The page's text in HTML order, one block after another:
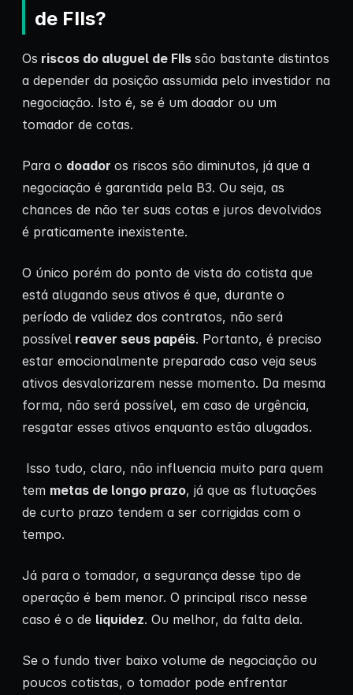
de FIIs?
Os riscos do aluguel de FIIs são bastante distintos
a depender da posição assumida pelo investidor na
negociação. Isto é, se é um doador ou um
tomador de cotas.
Para o doador os riscos são diminutos, já que a
negociação é garantida pela B3. Ou seja, as
chances de não ter suas cotas e juros devolvidos
é praticamente inexistente.
O único porém do ponto de vista do cotista que
está alugando seus ativos é que, durante o
período de validez dos contratos, não será
possível reaver seus papéis. Portanto, é preciso
estar emocionalmente preparado caso veja seus
ativos desvalorizarem nesse momento. Da mesma
forma, não será possível, em caso de urgência,
resgatar esses ativos enquanto estão alugados.
Isso tudo, claro, não influencia muito para quem
tem metas de longo prazo, já que as flutuações
de curto prazo tendem a ser corrigidas com o
tempo.
Já para o tomador, a segurança desse tipo de
operação é bem menor. O principal risco nesse
caso é o de liquidez. Ou melhor, da falta dela.
Se o fundo tiver baixo volume de negociação ou
poucos cotistas, o tomador pode enfrentar